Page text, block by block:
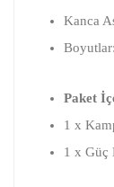
Kanca
Paket
1 x
1 x Güç